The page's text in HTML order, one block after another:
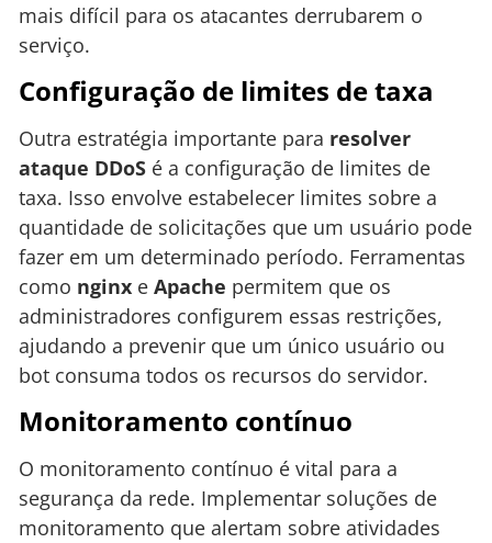
mais difícil para os atacantes derrubarem o
serviço.
Configuração de limites de taxa
Outra estratégia importante para resolver
ataque DDoS é a configuração de limites de
taxa. Isso envolve estabelecer limites sobre a
quantidade de solicitações que um usuário pode
fazer em um determinado período. Ferramentas
como nginx e Apache permitem que os
administradores configurem essas restrições,
ajudando a prevenir que um único usuário ou
bot consuma todos os recursos do servidor.
Monitoramento contínuo
O monitoramento contínuo é vital para a
segurança da rede. Implementar soluções de
monitoramento que alertam sobre atividades